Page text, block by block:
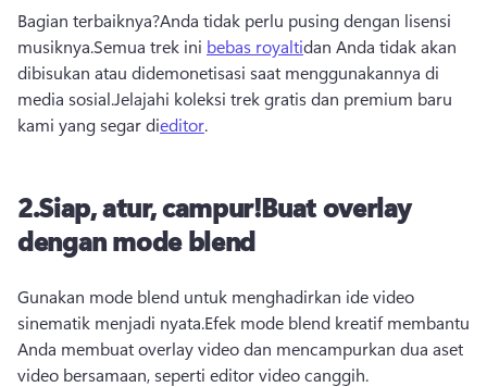
Bagian terbaiknya?Anda tidak perlu pusing dengan lisensi
musiknya.Semua trek ini bebas royaltidan Anda tidak akan
dibisukan atau didemonetisasi saat menggunakannya di
media sosial.Jelajahi koleksi trek gratis dan premium baru
kami yang segar dieditor.
2.Siap, atur, campur!Buat overlay
dengan mode blend
Gunakan mode blend untuk menghadirkan ide video
sinematik menjadi nyata.Efek mode blend kreatif membantu
Anda membuat overlay video dan mencampurkan dua aset
video bersamaan, seperti editor video canggih.